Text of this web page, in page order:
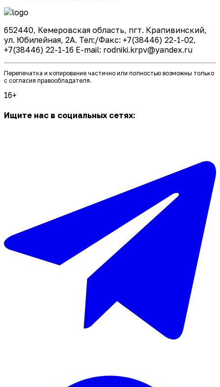
652440, Кемеровская область, пгт. Крапивинский,
ул. Юбилейная, 2А. Тел:/Факс: +7(38446) 22-1-02,
+7(38446) 22-1-16 E-mail: rodniki.krpv@yandex.ru
Перепечатка и копирование частично или полностью возможны только
с согласия правообладателя.
16+
Ищите нас в социальных сетях: